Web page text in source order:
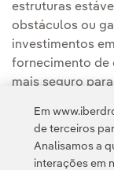
estruturas
obstáculos ou
investimentos
fornecimento de
mais seguro
Em
de terceiros
Analisamos a
interações em